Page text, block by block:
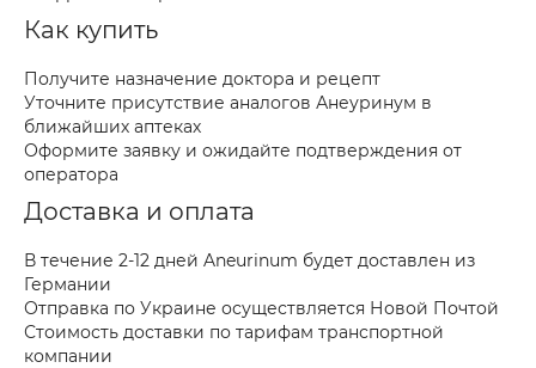
Как купить
Получите назначение доктора и рецепт
Уточните присутствие аналогов Анеуринум в
ближайших аптеках
Оформите заявку и ожидайте подтверждения от
оператора
Доставка и оплата
В течение 2-12 дней Aneurinum будет доставлен из
Германии
Отправка по Украине осуществляется Новой Почтой
Стоимость доставки по тарифам транспортной
компании